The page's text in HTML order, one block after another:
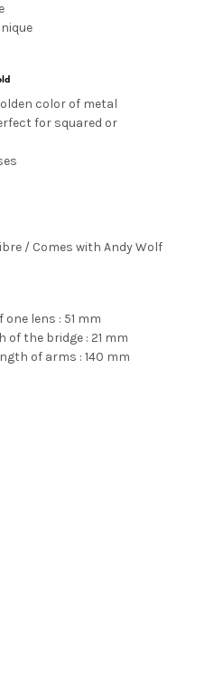
color of metal
for squared or
/ Comes with Andy Wolf
lens : 51 mm
of the bridge : 21 mm
of arms : 140 mm